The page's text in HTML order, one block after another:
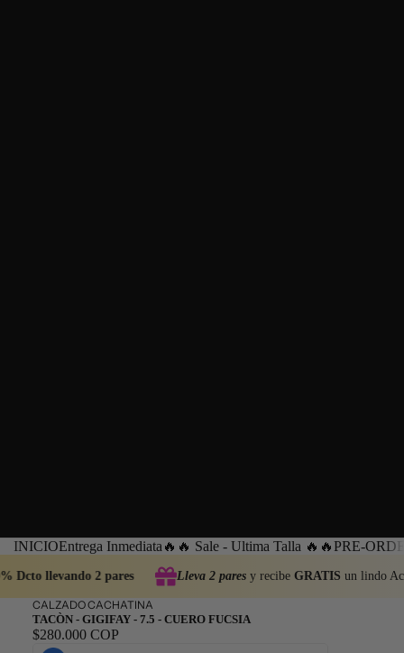
INICIOEntrega Inmediata 🔥🔥 Sale - Ultima Talla 🔥🔥PRE-
Dcto llevando 2 pares Lleva 2 paresy recibeGRATIS un lindo
CALZADO CACHATINA
TACÒN - GIGIFAY - 7.5 - CUERO FUCSIA
$280.000 COP